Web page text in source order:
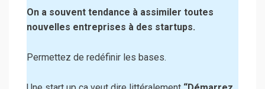
On a souvent tendance à assimiler toutes
nouvelles entreprises à des startups.
Permettez de redéfinir les bases.